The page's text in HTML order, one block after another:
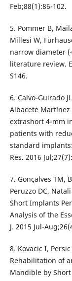
Feb;88(1):86-102.
5. Pommer B,
Millesi W,
narrow diameter
literature review.
S146.
6. Calvo-Guirado
Albacete Martínez
extrashort 4-mm
patients with
standard
Res. 2016
7. Gonçalves TM,
Peruzzo DC,
Short Implants
Analysis of the
J. 2015 Jul-
8. Kovacic I,
Rehabilitation of
Mandible by